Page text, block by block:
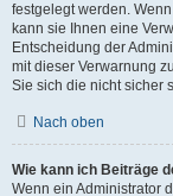
festgelegt werden.
kann sie Ihnen eine
Entscheidung der
mit dieser Verwarnung
Sie sich die nicht sicher
Nach oben
Wie kann ich Beiträge
Wenn ein Administrator